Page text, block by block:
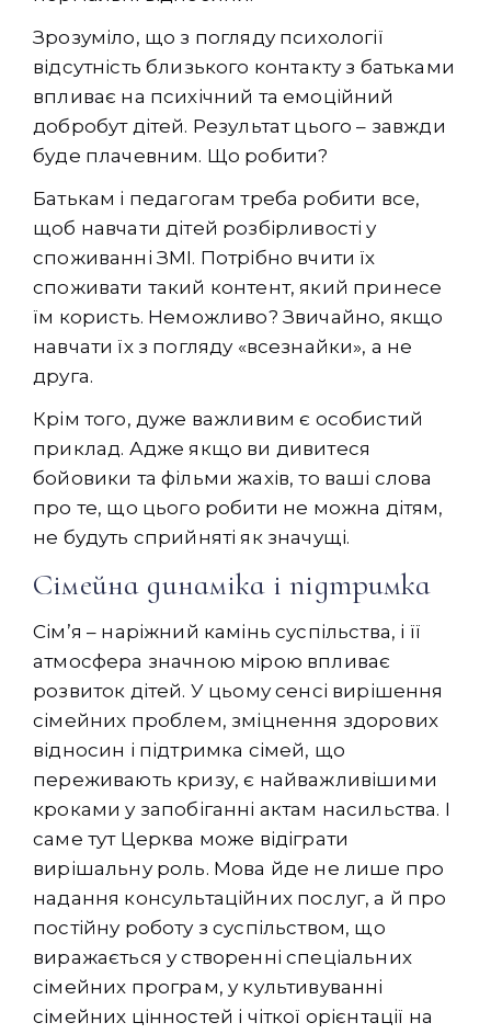
Зрозуміло, що з погляду психології
відсутність близького контакту з батьками
впливає на психічний та емоційний
добробут дітей. Результат цього – завжди
буде плачевним. Що робити?
Батькам і педагогам треба робити все,
щоб навчати дітей розбірливості у
споживанні ЗМІ. Потрібно вчити їх
споживати такий контент, який принесе
їм користь. Неможливо? Звичайно, якщо
навчати їх з погляду «всезнайки», а не
друга.
Крім того, дуже важливим є особистий
приклад. Адже якщо ви дивитеся
бойовики та фільми жахів, то ваші слова
про те, що цього робити не можна дітям,
не будуть сприйняті як значущі.
Сімейна динаміка і підтримка
Сім’я – наріжний камінь суспільства, і її
атмосфера значною мірою впливає
розвиток дітей. У цьому сенсі вирішення
сімейних проблем, зміцнення здорових
відносин і підтримка сімей, що
переживають кризу, є найважливішими
кроками у запобіганні актам насильства. І
саме тут Церква може відіграти
вирішальну роль. Мова йде не лише про
надання консультаційних послуг, а й про
постійну роботу з суспільством, що
виражається у створенні спеціальних
сімейних програм, у культивуванні
сімейних цінностей і чіткої орієнтації на